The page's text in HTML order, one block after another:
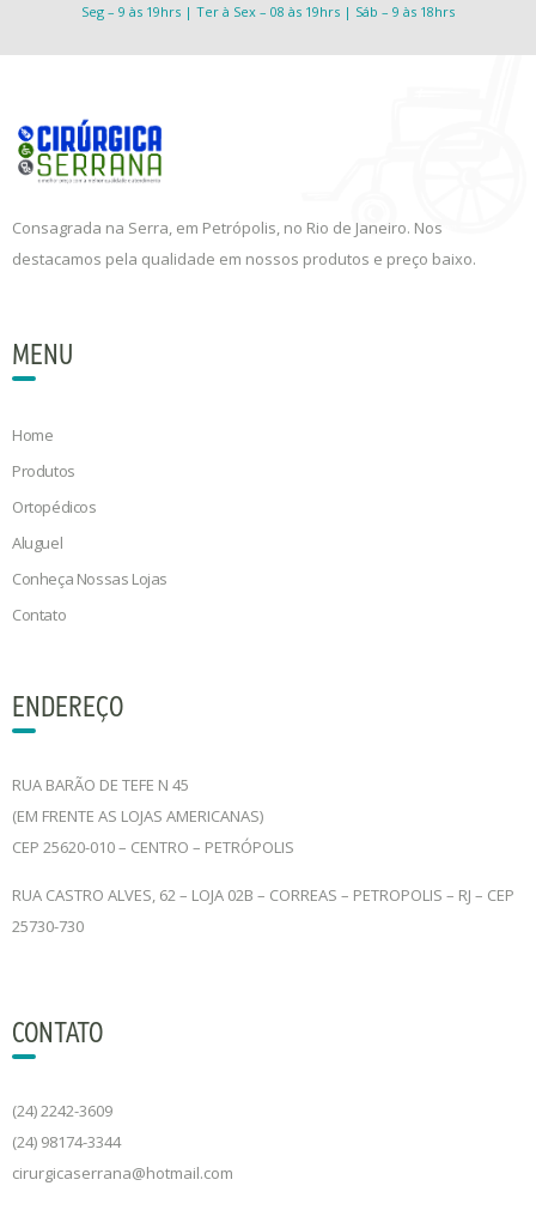
Seg – 9 às 19hrs | Ter à Sex – 08 às 19hrs | Sáb – 9 às 18hrs
Consagrada na Serra, em Petrópolis, no Rio de Janeiro. Nos
destacamos pela qualidade em nossos produtos e preço baixo.
MENU
Home
Produtos
Ortopédicos
Aluguel
Conheça Nossas Lojas
Contato
ENDEREÇO
RUA BARÃO DE TEFE N 45
(EM FRENTE AS LOJAS AMERICANAS)
CEP 25620-010 – CENTRO – PETRÓPOLIS
RUA CASTRO ALVES, 62 – LOJA 02B – CORREAS – PETROPOLIS – RJ – CEP
25730-730
CONTATO
(24) 2242-3609
(24) 98174-3344
cirurgicaserrana@hotmail.com